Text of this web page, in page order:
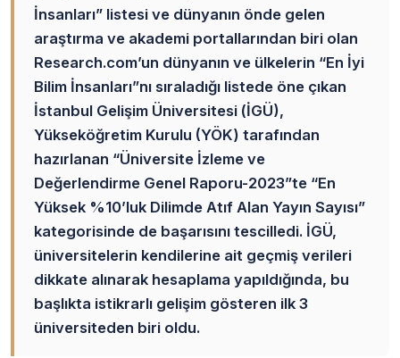
İnsanları” listesi ve dünyanın önde gelen
araştırma ve akademi portallarından biri olan
Research.com’un dünyanın ve ülkelerin “En İyi
Bilim İnsanları”nı sıraladığı listede öne çıkan
İstanbul Gelişim Üniversitesi (İGÜ),
Yükseköğretim Kurulu (YÖK) tarafından
hazırlanan “Üniversite İzleme ve
Değerlendirme Genel Raporu-2023”te “En
Yüksek %10’luk Dilimde Atıf Alan Yayın Sayısı”
kategorisinde de başarısını tescilledi. İGÜ,
üniversitelerin kendilerine ait geçmiş verileri
dikkate alınarak hesaplama yapıldığında, bu
başlıkta istikrarlı gelişim gösteren ilk 3
üniversiteden biri oldu.